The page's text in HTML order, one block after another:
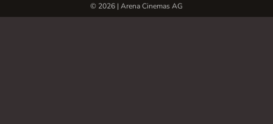
© 2026 | Arena Cinemas AG